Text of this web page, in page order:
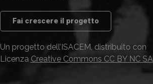
Fai crescere il progetto
Un progetto dell’ISACEM, distribuito con
Licenza Creative Commons CC BY NC SA